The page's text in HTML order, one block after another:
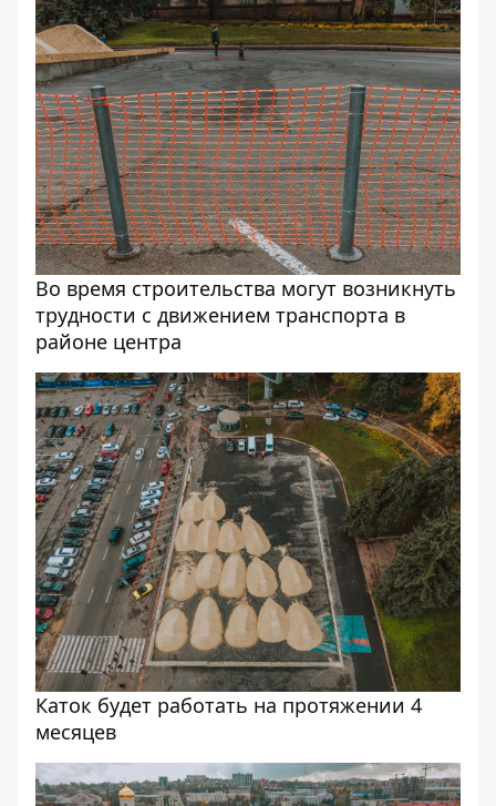
Во время строительства могут возникнуть
трудности с движением транспорта в
районе центра
Каток будет работать на протяжении 4
месяцев